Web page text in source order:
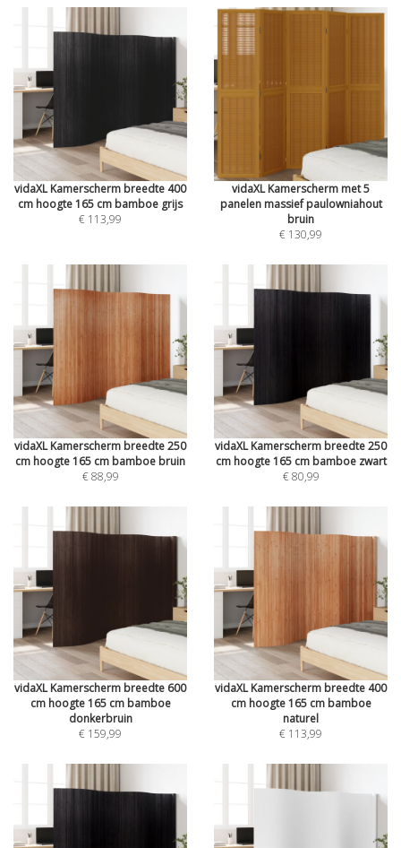
vidaXL Kamerscherm breedte 400
cm hoogte 165 cm bamboe grijs
€ 113,99
vidaXL Kamerscherm met 5
panelen massief paulowniahout
bruin
€ 130,99
vidaXL Kamerscherm breedte 250
cm hoogte 165 cm bamboe bruin
€ 88,99
vidaXL Kamerscherm breedte 250
cm hoogte 165 cm bamboe zwart
€ 80,99
vidaXL Kamerscherm breedte 600
cm hoogte 165 cm bamboe
donkerbruin
€ 159,99
vidaXL Kamerscherm breedte 400
cm hoogte 165 cm bamboe
naturel
€ 113,99